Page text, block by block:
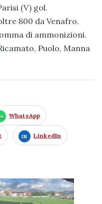
(V) gol.
800 da Venafro.
di ammonizioni.
Puolo, Manna
WhatsApp
LinkedIn